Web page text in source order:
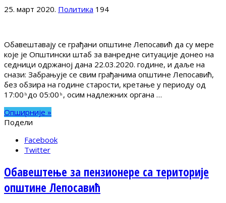
25. март 2020. Политика 194
Обавештавају се грађани општине Лепосавић да су мере
које је Општински штаб за ванредне ситуације донео на
седници одржаној дана 22.03.2020. године, и даље на
снази: Забрањује се свим грађанима општине Лепосавић,
без обзира на године старости, кретање у периоду од
17:00 ͪ до 05:00 ͪ , осим надлежних органа …
Опширније »
Подели
Facebook
Twitter
Обавештење за пензионере са територије
општине Лепосавић